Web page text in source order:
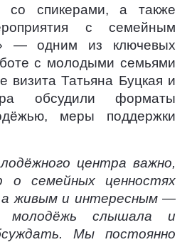
со спикерами, а также
с семейным
— одним из ключевых
с молодыми семьями
визита Татьяна Буцкая и
обсудили форматы
меры поддержки
центра важно,
о семейных ценностях
а живым и интересным —
слышала и
Мы постоянно